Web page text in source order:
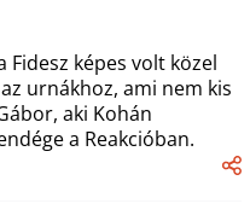
Fidesz képes volt közel
urnákhoz, ami nem kis
aki Kohán
a Reakcióban.